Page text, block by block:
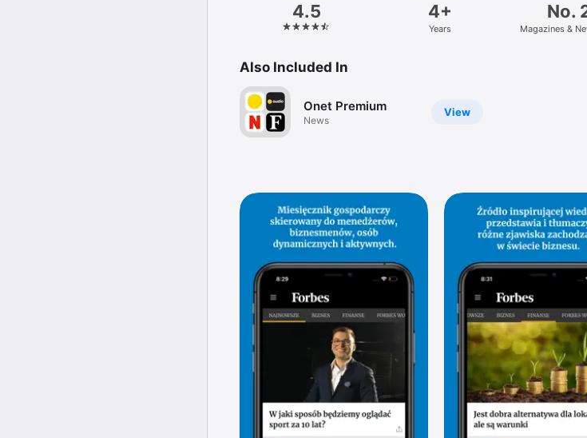
4.5 4+
Years
No.
Magazines &
Also Included In
View
Onet Premium
News